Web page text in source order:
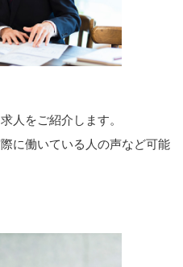
人をご紹介します。
に働いている人の声など可能